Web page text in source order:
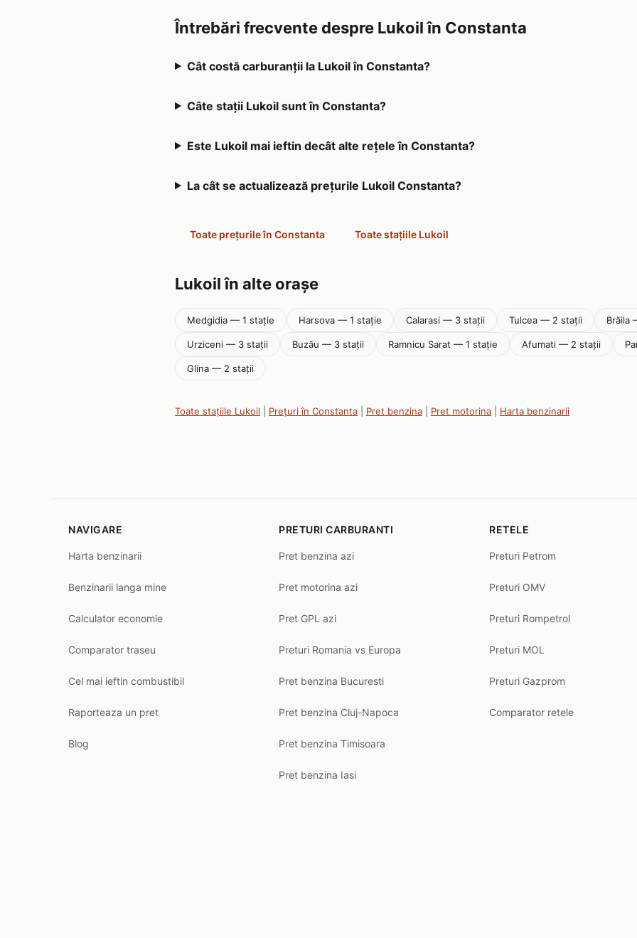
Întrebări frecvente despre Lukoil în Constanta
Cât costă carburanții la Lukoil în Constanta?
Câte stații Lukoil sunt în Constanta?
Este Lukoil mai ieftin decât alte rețele în Constanta?
La cât se actualizează prețurile Lukoil Constanta?
Toate prețurile în Constanta Toate stațiile Lukoil
Lukoil în alte orașe
Medgidia — 1 stație Harsova — 1 stație Calarasi — 3 stații Tulcea — 2 stații Brăila
Urziceni — 3 stații Buzău — 3 stații Ramnicu Sarat — 1 stație Afumati — 2 stații
Glina — 2 stații
Toate stațiile Lukoil Prețuri în Constanta Pret benzina Pret motorina Harta benzinarii
NAVIGARE
Harta benzinarii
Benzinarii langa mine
Calculator economie
Comparator traseu
Cel mai ieftin combustibil
Raporteaza un pret
Blog
PRETURI CARBURANTI
Pret benzina azi
Pret motorina azi
Pret GPL azi
Preturi Romania vs Europa
Pret benzina Bucuresti
Pret benzina Cluj-Napoca
Pret benzina Timisoara
Pret benzina Iasi
RETELE
Preturi Petrom
Preturi OMV
Preturi Rompetrol
Preturi MOL
Preturi Gazprom
Comparator retele